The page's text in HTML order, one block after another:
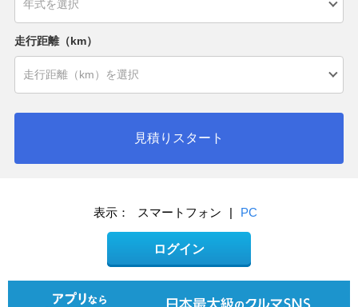
走行距離（km）
見積りスタート
表示： スマートフォン | PC
ログイン